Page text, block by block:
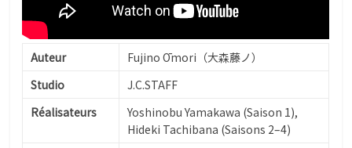
Auteur
Fujino Ōmori（大森藤ノ）
Studio
J.C.STAFF
Réalisateurs
Yoshinobu Yamakawa (Saison 1),
Hideki Tachibana (Saisons 2–4)